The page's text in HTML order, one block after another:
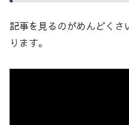
記事を見るのがめんどく
ります。